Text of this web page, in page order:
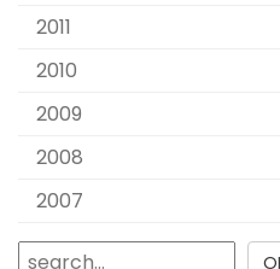
2011
2010
2009
2008
2007